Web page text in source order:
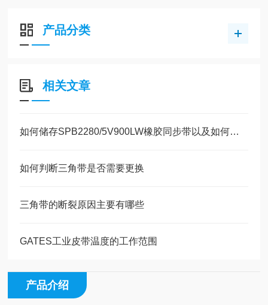
产品分类
相关文章
如何储存SPB2280/5V900LW橡胶同步带以及如何使用同步带
如何判断三角带是否需要更换
三角带的断裂原因主要有哪些
GATES工业皮带温度的工作范围
产品介绍